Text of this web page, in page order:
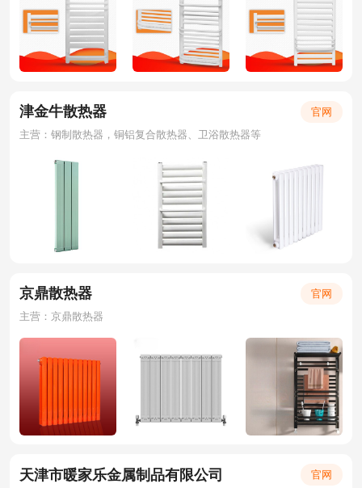
津金牛散热器
官网
主营：钢制散热器，铜铝复合散热器、卫浴散热器等
京鼎散热器
官网
主营：京鼎散热器
天津市暖家乐金属制品有限公司
官网